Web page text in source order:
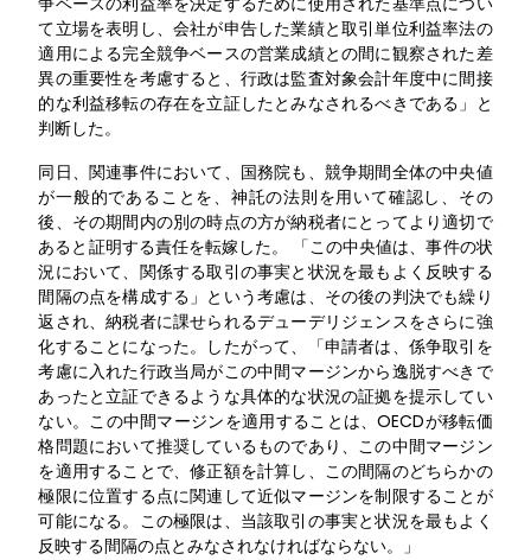
て立場を表明し、会社が申告した業績と取引単位利益率法の
適用による完全競争ベースの営業成績との間に観察された差
異の重要性を考慮すると、行政は監査対象会計年度中に間接
的な利益移転の存在を立証したとみなされるべきである」と
判断した。
同日、関連事件において、国務院も、競争期間全体の中央値
が一般的であることを、神託の法則を用いて確認し、その
後、その期間内の別の時点の方が納税者にとってより適切で
あると証明する責任を転嫁した。 「この中央値は、事件の状
況において、関係する取引の事実と状況を最もよく反映する
間隔の点を構成する」という考慮は、その後の判決でも繰り
返され、納税者に課せられるデューデリジェンスをさらに強
化することになった。したがって、「申請者は、係争取引を
考慮に入れた行政当局がこの中間マージンから逸脱すべきで
あったと立証できるような具体的な状況の証拠を提示してい
ない。この中間マージンを適用することは、OECDが移転価
格問題において推奨しているものであり、この中間マージン
を適用することで、修正額を計算し、この間隔のどちらかの
極限に位置する点に関連して近似マージンを制限することが
可能になる。この極限は、当該取引の事実と状況を最もよく
反映する間隔の点とみなされなければならない。」